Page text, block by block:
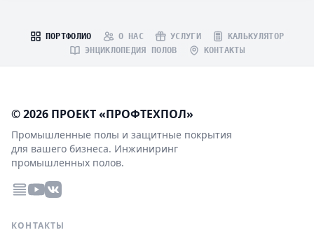
ПОРТФОЛИО О НАС УСЛУГИ
КАЛЬКУЛЯТОР
ЭНЦИКЛОПЕДИЯ ПОЛОВ
КОНТАКТЫ
© 2026 ПРОЕКТ «ПРОФТЕХПОЛ»
Промышленные полы и защитные покрытия
для вашего бизнеса. Инжиниринг
промышленных полов.
КОНТАКТЫ